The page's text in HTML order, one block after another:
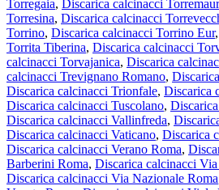
Torregaia, Discarica calcinacci
Torresina, Discarica calcinacci
Torrino, Discarica calcinacci Torrino Eur,
Torrita Tiberina, Discarica calcinacci
calcinacci Torvajanica, Discarica
calcinacci Trevignano Romano,
Discarica calcinacci Trionfale, Discarica
Discarica calcinacci Tuscolano,
Discarica calcinacci Vallinfreda,
Discarica calcinacci Vaticano, Discarica
Discarica calcinacci Verano Roma,
Barberini Roma, Discarica calcinacci
Discarica calcinacci Via Nazionale Roma